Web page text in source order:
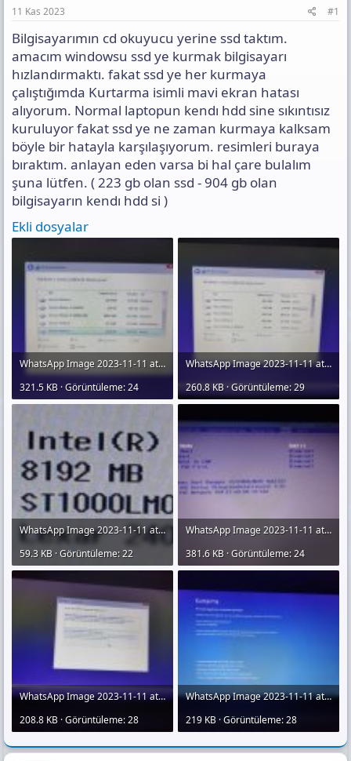
ı
p
y
a
l
a
11 Kas 2023 #1
Bilgisayarımın cd okuyucu yerine ssd taktım.
amacım windowsu ssd ye kurmak bilgisayarı
hızlandırmaktı. fakat ssd ye her kurmaya
çalıştığımda Kurtarma isimli mavi ekran hatası
alıyorum. Normal laptopun kendı hdd sine sıkıntısız
kuruluyor fakat ssd ye ne zaman kurmaya kalksam
böyle bir hatayla karşılaşıyorum. resimleri buraya
bıraktım. anlayan eden varsa bi hal çare bulalım
şuna lütfen. ( 223 gb olan ssd - 904 gb olan
bilgisayarın kendı hdd si )
Ekli dosyalar
WhatsApp Image 2023-11-11 at 23.24.55 (2).jpeg
321.5 KB · Görüntüleme: 24
WhatsApp Image 2023-11-11 at 23.24.55 (1).jpeg
260.8 KB · Görüntüleme: 29
WhatsApp Image 2023-11-11 at 23.24.55.jpeg
59.3 KB · Görüntüleme: 22
WhatsApp Image 2023-11-11 at 23.24.54 (3).jpeg
381.6 KB · Görüntüleme: 24
WhatsApp Image 2023-11-11 at 23.24.54 (2).jpeg
208.8 KB · Görüntüleme: 28
WhatsApp Image 2023-11-11 at 23.24.54 (1).jpeg
219 KB · Görüntüleme: 28